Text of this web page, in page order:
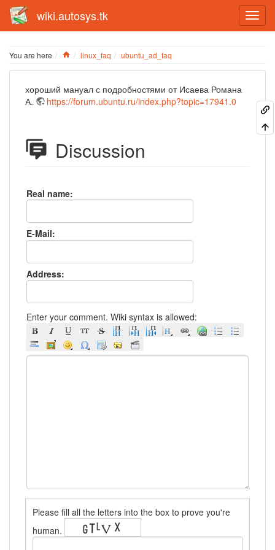
wiki.autosys.tk
You are here Home
linux_faq ubuntu_ad_faq
хороший мануал с подробностями от Исаева Романа
А.
https://forum.ubuntu.ru/index.php?topic=17941.0
Discussion
Real name:
E-Mail:
Address:
Enter your comment. Wiki syntax is allowed:
Please fill all the letters into the box to prove you're
human.